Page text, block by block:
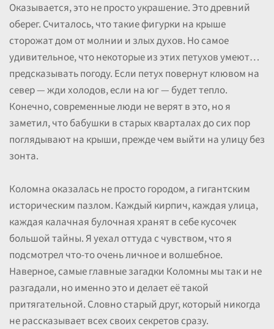
Оказывается, это не просто украшение. Это древний
оберег. Считалось, что такие фигурки на крыше
сторожат дом от молнии и злых духов. Но самое
удивительное, что некоторые из этих петухов умеют…
предсказывать погоду. Если петух повернут клювом на
север — жди холодов, если на юг — будет тепло.
Конечно, современные люди не верят в это, но я
заметил, что бабушки в старых кварталах до сих пор
поглядывают на крыши, прежде чем выйти на улицу без
зонта.
Коломна оказалась не просто городом, а гигантским
историческим пазлом. Каждый кирпич, каждая улица,
каждая калачная булочная хранят в себе кусочек
большой тайны. Я уехал оттуда с чувством, что я
подсмотрел что-то очень личное и волшебное.
Наверное, самые главные загадки Коломны мы так и не
разгадали, но именно это и делает её такой
притягательной. Словно старый друг, который никогда
не рассказывает всех своих секретов сразу.